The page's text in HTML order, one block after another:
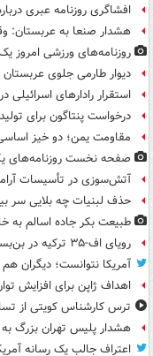
افشاگری روزنامه عبری
هشدار صنعا به عربستان:
روزنامه‌های ورزشی امروز یک‌شنبه ۱۸
دیوار طارمی جلوی عربستان
استقرار رادارهای اسرائیلی
درخواست پنتاگون برای
مقاومت یمن؛ دو خیز
صفحه نخست روزنامه‌های یکشنبه ۱۸
آتش‌سوزی در تأسیسات
حذف لبنیات چه بلایی سر
طبیعت بکر جاده اسالم به
رویای اف-۳۵ ترکیه در بن‌بست
آمریکا نتوانست؛ دیگران هم
اهداف ژاپن برای افزایش
ترس کارشناس کویتی از
هشدار پلیس تهران بزرگ
اعتراف جالب یک رسانه